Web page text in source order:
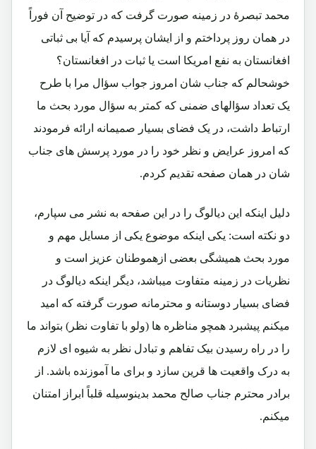
محمد تبصرۀ در زمینه صورت گرفت که در توضیح آن فوراً
در همان روز پرداختم و از ایشان پرسیدم که آیا بی ثباتی
افغانستان به نفع امریکا است یا ثبات در افغانستان؟
خوشحالم که جناب شان امروز جواب سؤال مرا با طرح
یک تعداد سؤالهای ضمنی که کمتر به سؤال مورد بحث ما
ارتباط داشت، در یک فضای بسیار صمیمانه ارائه فرمودند
که امروز عرایض و نظر خود را در مورد پرسش های جناب
شان در همان صفحه تقدیم کردم.
دلیل اینکه این دیالوگ را در این صفحه به نشر می سپارم،
دو نکته است: یکی اینکه موضوع یکی از مسایل مهم و
مورد بحث همیشگی بعضی ازهموطنان عزیز است و
نظریات در زمینه متفاوت میباشد، دیگر اینکه دیالوگ در
فضای بسیار دوستانه و محترمانه صورت گرفته که امید
میکنم پیشبرد همچو مناظره ها (ولو با تفاوت نظر) بتواند ما
را در راه رسیدن بیک تفاهم و تبادل نظر به شیوه ای لازم
به درک واقعیت ها قرین سازد و برای ما آموزنده باشد. از
برادر محترم جناب صالح محمد بدینوسیله قلباً ابراز امتنان
میکنم.